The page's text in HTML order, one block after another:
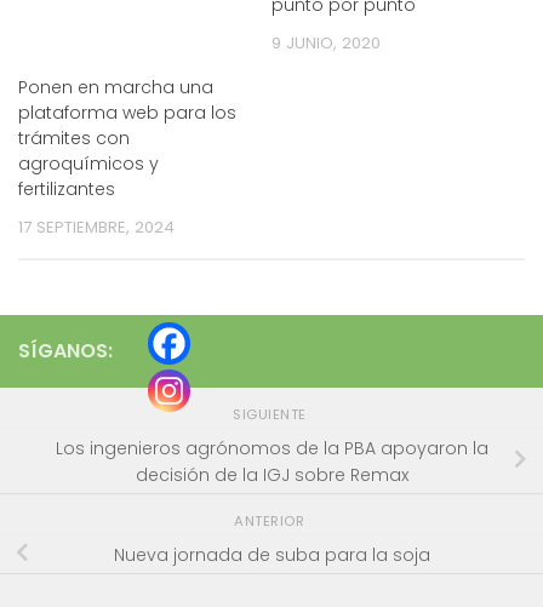
Ponen en marcha una
plataforma web para los
trámites con
agroquímicos y
fertilizantes
17 SEPTIEMBRE, 2024
9 JUNIO, 2020
SÍGANOS:
SIGUIENTE
Los ingenieros agrónomos de la PBA apoyaron la
decisión de la IGJ sobre Remax
ANTERIOR
Nueva jornada de suba para la soja